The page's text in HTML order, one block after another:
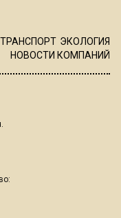
ТРАНСПОРТ ЭКОЛОГИЯ
НОВОСТИ КОМПАНИЙ